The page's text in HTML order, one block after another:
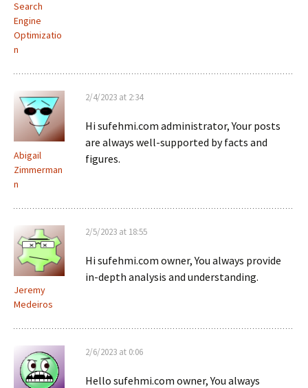
Search
Engine
Optimizatio
n
Abigail
Zimmerman
n
2/4/2023 at 2:34
Hi sufehmi.com administrator, Your posts
are always well-supported by facts and
figures.
Jeremy
Medeiros
2/5/2023 at 18:55
Hi sufehmi.com owner, You always provide
in-depth analysis and understanding.
2/6/2023 at 0:06
Hello sufehmi.com owner, You always